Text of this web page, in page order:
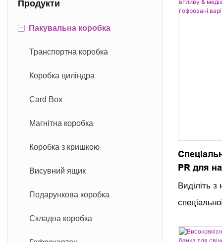
Продукти
- Пакувальна коробка
Транспортна коробка
Коробка циліндра
Card Box
Магнітна коробка
Коробка з кришкою
Висувний ящик
Подарункова коробка
Складна коробка
PR для
-пошти -
Виділіть
для